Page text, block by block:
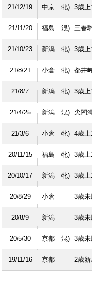
21/12/19 中京 牝) 3歳上
21/11/20 福島 混) 三春
21/10/23 新潟 牝) 3歳上
21/8/21 小倉 牝) 都井
21/8/7 新潟 牝) 3歳上
21/4/25 新潟 混) 尖閣
21/3/6 小倉 牝) 4歳上
20/11/15 福島 牝) 3歳上
20/10/17 新潟 牝) 3歳上
20/8/29 小倉 3歳未
20/8/9 新潟 3歳未
20/5/30 京都 混) 3歳未
19/11/16 京都 2歳新